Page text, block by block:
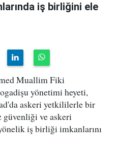
iş birliğini ele
Muallim Fiki
yönetimi heyeti,
askeri yetkililerle bir
güvenliği ve askeri
iş birliği imkanlarını